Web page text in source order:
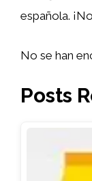
española.
No se han
Posts